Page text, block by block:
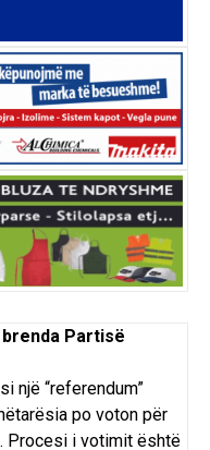
Partisë
një “referendum”
po voton për
Procesi i votimit është